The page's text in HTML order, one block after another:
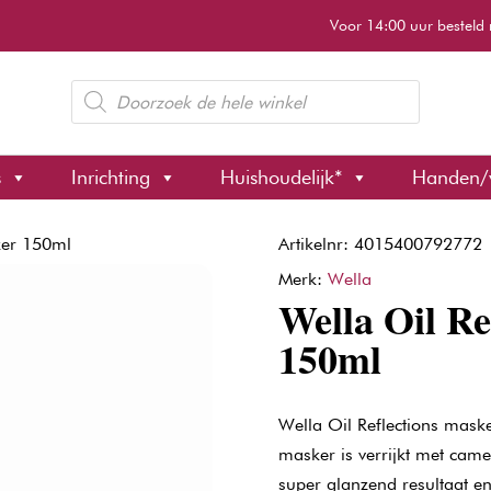
Voor 14:00 uur besteld
Producten
zoeken
Inrichting Huishoudelijk*
150ml
Artikelnr: 4015400792772
Merk: Wella
Wella Oil
150ml
Wella Oil Reflections
masker is verrijkt met
super glanzend resultaat